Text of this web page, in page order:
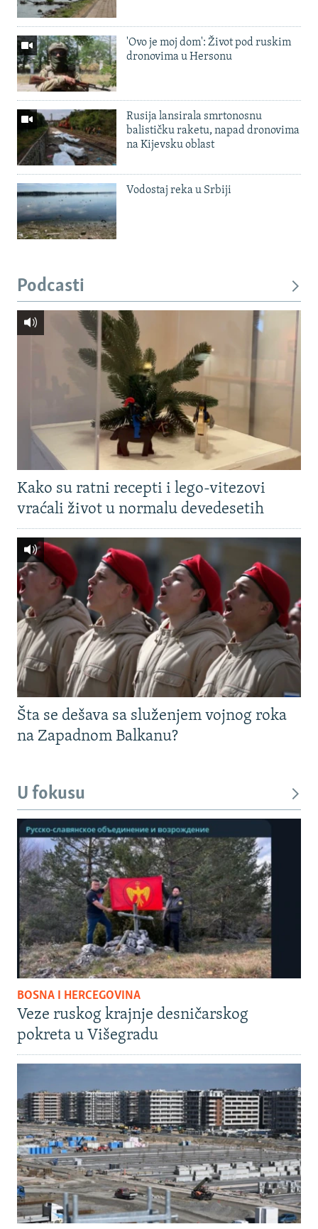
'Ovo je moj dom': Život pod ruskim
dronovima u Hersonu
Rusija lansirala smrtonosnu
balističku raketu, napad dronovima
na Kijevsku oblast
Vodostaj reka u Srbiji
Podcasti
Kako su ratni recepti i lego-vitezovi
vraćali život u normalu devedesetih
Šta se dešava sa služenjem vojnog roka
na Zapadnom Balkanu?
U fokusu
BOSNA I HERCEGOVINA
Veze ruskog krajnje desničarskog
pokreta u Višegradu